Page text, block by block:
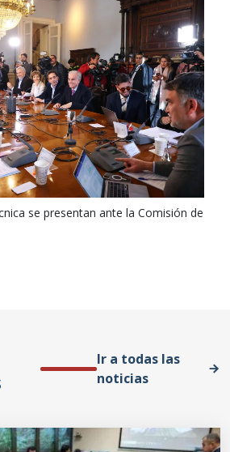
se presentan ante la Comisión de
Ir a todas las
noticias